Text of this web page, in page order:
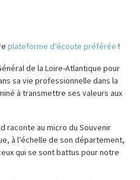
plateforme d’écoute préférée !
de la Loire-Atlantique pour
sa vie professionnelle dans la
à transmettre ses valeurs aux
raconte au micro du Souvenir
à l’échelle de son département,
qui se sont battus pour notre